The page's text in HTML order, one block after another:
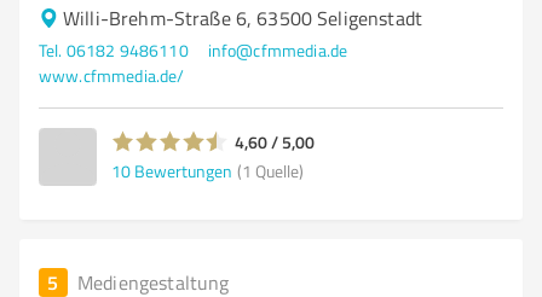
Willi-Brehm-Straße 6, 63500 Seligenstadt
Tel. 06182 9486110
info@cfmmedia.de
www.cfmmedia.de/
4,60 / 5,00
10 Bewertungen (1 Quelle)
5 Mediengestaltung